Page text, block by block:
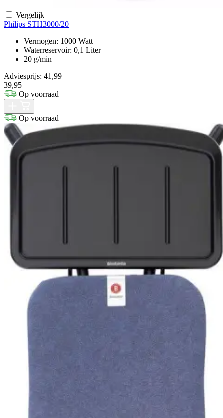
Vergelijk
Philips STH3000/20
Vermogen: 1000 Watt
Waterreservoir: 0,1 Liter
20 g/min
Adviesprijs: 41,99
39,95
Op voorraad
Op voorraad